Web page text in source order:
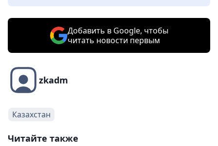
Добавить в Google, чтобы
читать новости первым
zkadm
Казахстан
Читайте также